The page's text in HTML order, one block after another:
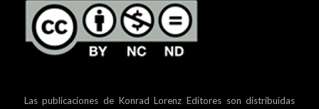
Las publicaciones de Konrad Lorenz Editores son distribuidas